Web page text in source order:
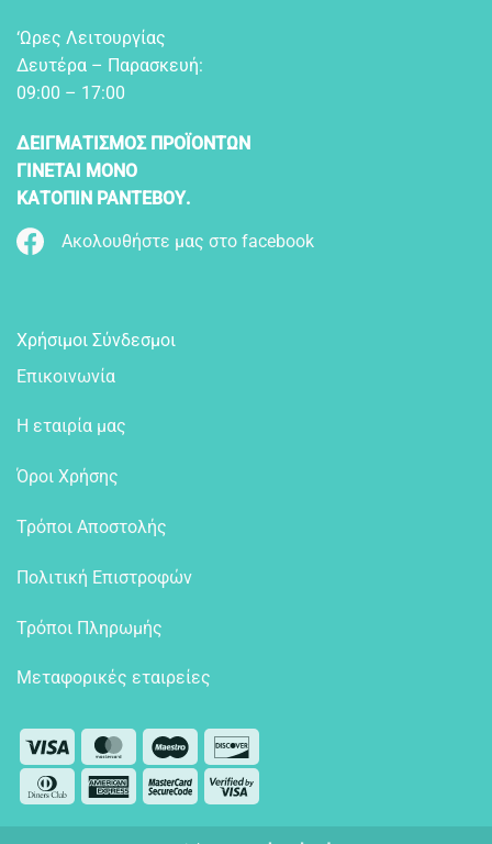
‘Ωρες Λειτουργίας
Δευτέρα – Παρασκευή:
09:00 – 17:00
ΔΕΙΓΜΑΤΙΣΜΟΣ ΠΡΟΪΟΝΤΩΝ
ΓΙΝΕΤΑΙ ΜΟΝΟ
ΚΑΤΟΠΙΝ ΡΑΝΤΕΒΟΥ.
Ακολουθήστε μας στο facebook
Χρήσιμοι Σύνδεσμοι
Επικοινωνία
Η εταιρία μας
Όροι Χρήσης
Τρόποι Αποστολής
Πολιτική Επιστροφών
Τρόποι Πληρωμής
Μεταφορικές εταιρείες
Visa MasterCardMaestro
Dinners
AmericanMasterCard
Visa